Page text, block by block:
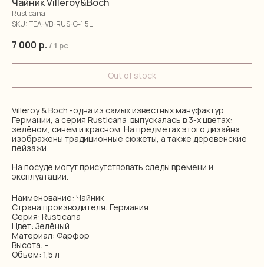
Rusticana
SKU:TEA-VB-RUS-G-1,5L
7 000 р. / 1 pc
Out of stock
Villeroy & Boch -одна из самых известных мануфактур
Германии, а серия Rusticana выпускалась в 3-х цветах:
зелёном, синем и красном. На предметах этого дизайна
изображены традиционные сюжеты, а также деревенские
пейзажи.
На посуде могут присутствовать следы времени и
эксплуатации.
Наименование: Чайник
Страна производителя: Германия
Серия: Rusticana
Цвет: Зелёный
Материал: Фарфор
Высота: -
Объём: 1,5 л